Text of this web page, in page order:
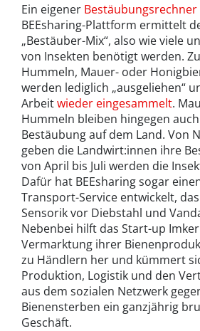
Ein eigener Bestäubungsrechner
BEEsharing-Plattform ermittelt
„Bestäuber-Mix“, also wie viele
von Insekten benötigt werden.
Hummeln, Mauer- oder
werden lediglich „ausgeliehen“
Arbeitwieder eingesammelt.
Hummeln bleiben hingegen
Bestäubung auf dem Land. Von
geben die Landwirt:innen ihre
von April bis Juli werden die
Dafür hat BEEsharing sogar
Transport-Service entwickelt,
Sensorik vor Diebstahl und
Nebenbei hilft das Start-up
Vermarktung ihrer
zu Händlern her und kümmert
Produktion, Logistik und den
aus dem sozialen Netzwerk
Bienensterben ein ganzjährig
Geschäft.